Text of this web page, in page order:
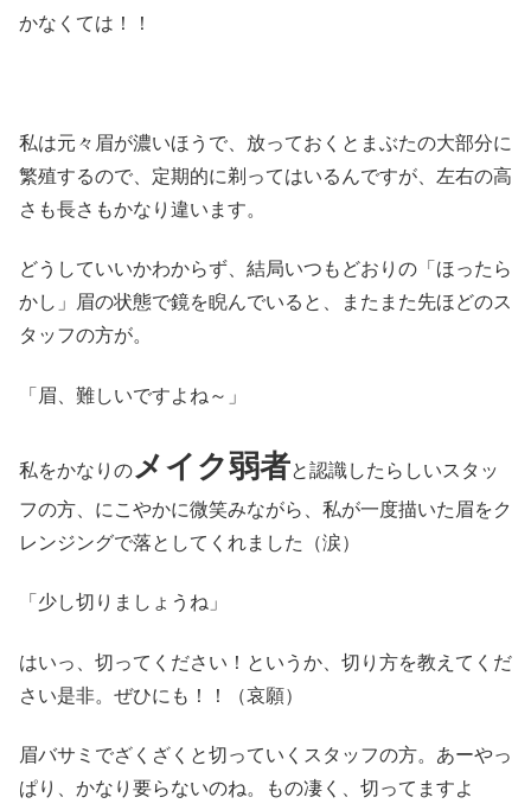
かなくては！！
私は元々眉が濃いほうで、放っておくとまぶたの大部分に
繁殖するので、定期的に剃ってはいるんですが、左右の高
さも長さもかなり違います。
どうしていいかわからず、結局いつもどおりの「ほったら
かし」眉の状態で鏡を睨んでいると、またまた先ほどのス
タッフの方が。
「眉、難しいですよね～」
私をかなりのメイク弱者と認識したらしいスタッ
フの方、にこやかに微笑みながら、私が一度描いた眉をク
レンジングで落としてくれました（涙）
「少し切りましょうね」
はいっ、切ってください！というか、切り方を教えてくだ
さい是非。ぜひにも！！（哀願）
眉バサミでざくざくと切っていくスタッフの方。あーやっ
ぱり、かなり要らないのね。もの凄く、切ってますよ